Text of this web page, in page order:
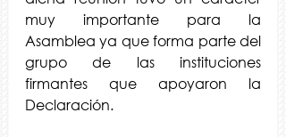
muy importante para la
Asamblea ya que forma parte del
grupo de las instituciones
firmantes que apoyaron la
Declaración.